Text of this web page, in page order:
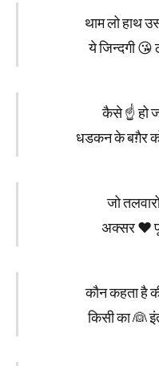
थाम लो हाथ
ये जिन्दगी 😘
कैसे‬ ☝ हो
‪धडकन के बग़ैर‬
जो
अक्सर ♥
कौन कहता है
किसी का 👰